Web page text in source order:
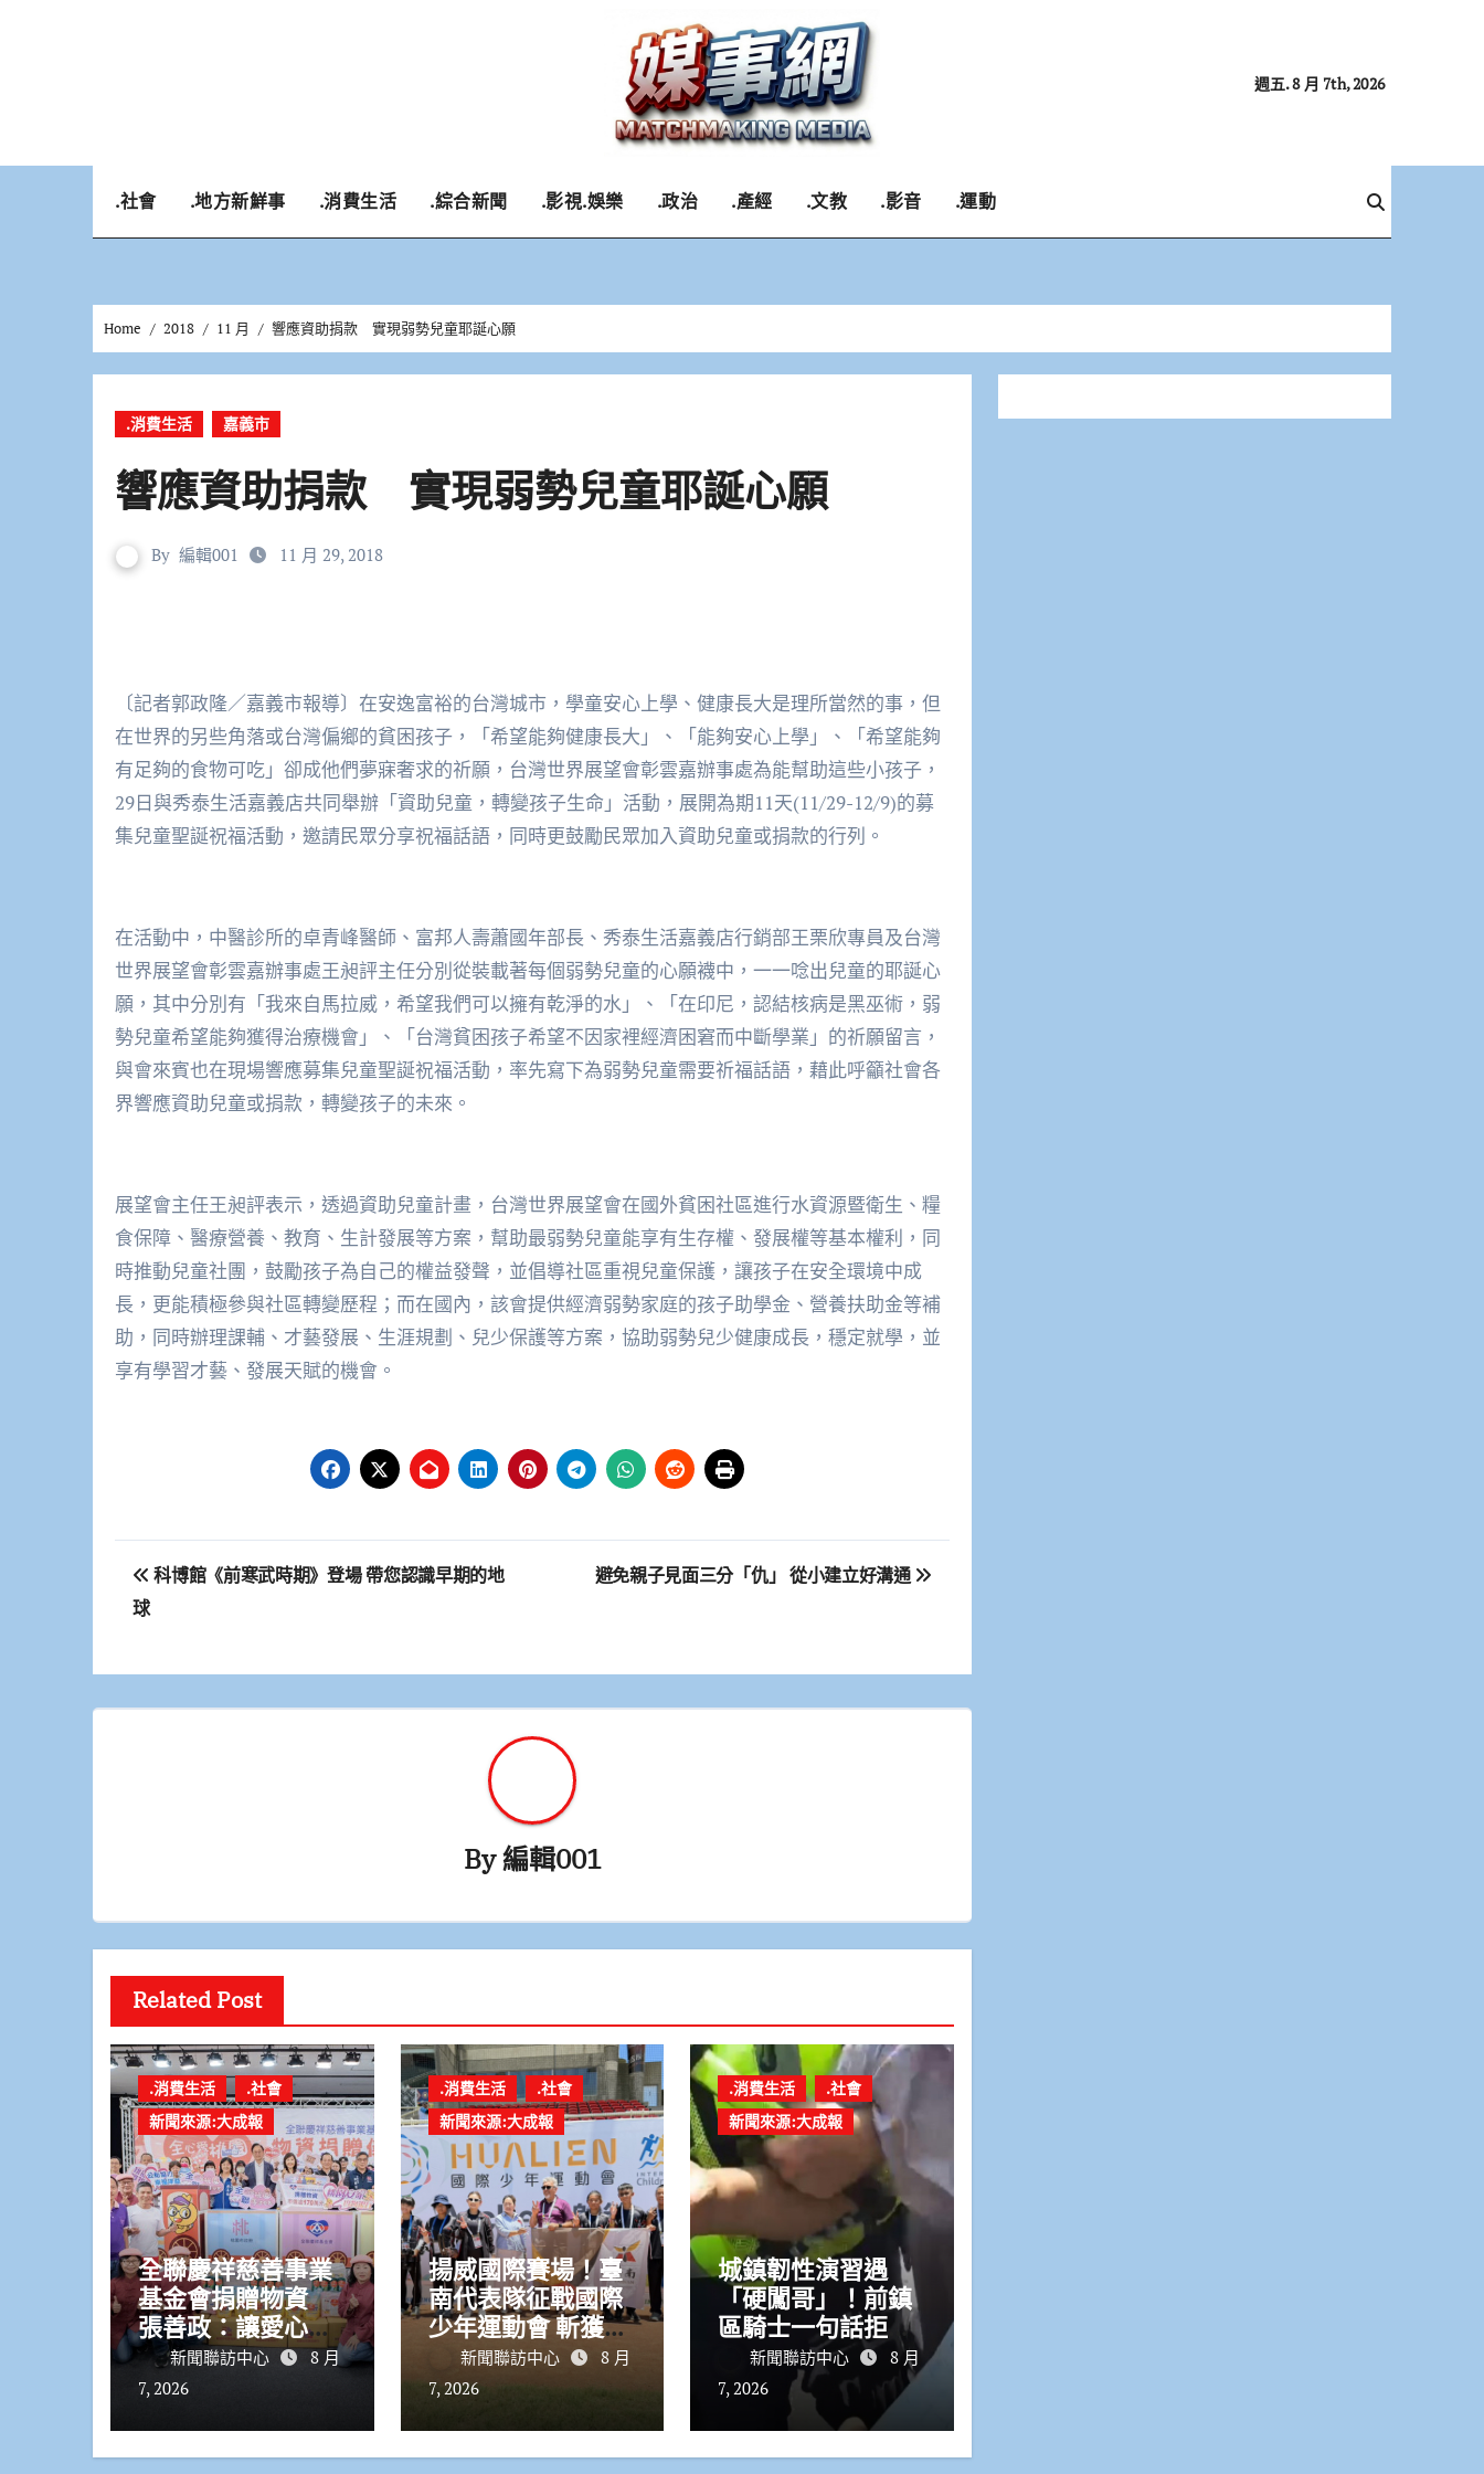
週五. 8 月 7th, 2026
.社會 .地方新鮮事 .消費生活 .綜合新聞 .影視.娛樂 .政治 .產經 .文教 .影音 .運動
Home 2018 11 月 響應資助捐款 實現弱勢兒童耶誕心願
.消費生活 嘉義市
響應資助捐款 實現弱勢兒童耶誕心願
By 編輯001 11 月 29, 2018
〔記者郭政隆／嘉義市報導〕在安逸富裕的台灣城市，學童安心上學、健康長大是理所當然的事，但
在世界的另些角落或台灣偏鄉的貧困孩子，「希望能夠健康長大」、「能夠安心上學」、「希望能夠
有足夠的食物可吃」卻成他們夢寐奢求的祈願，台灣世界展望會彰雲嘉辦事處為能幫助這些小孩子，
29日與秀泰生活嘉義店共同舉辦「資助兒童，轉變孩子生命」活動，展開為期11天(11/29-12/9)的募
集兒童聖誕祝福活動，邀請民眾分享祝福話語，同時更鼓勵民眾加入資助兒童或捐款的行列。
在活動中，中醫診所的卓青峰醫師、富邦人壽蕭國年部長、秀泰生活嘉義店行銷部王栗欣專員及台灣
世界展望會彰雲嘉辦事處王昶評主任分別從裝載著每個弱勢兒童的心願襪中，一一唸出兒童的耶誕心
願，其中分別有「我來自馬拉威，希望我們可以擁有乾淨的水」、「在印尼，認結核病是黑巫術，弱
勢兒童希望能夠獲得治療機會」、「台灣貧困孩子希望不因家裡經濟困窘而中斷學業」的祈願留言，
與會來賓也在現場響應募集兒童聖誕祝福活動，率先寫下為弱勢兒童需要祈福話語，藉此呼籲社會各
界響應資助兒童或捐款，轉變孩子的未來。
展望會主任王昶評表示，透過資助兒童計畫，台灣世界展望會在國外貧困社區進行水資源暨衛生、糧
食保障、醫療營養、教育、生計發展等方案，幫助最弱勢兒童能享有生存權、發展權等基本權利，同
時推動兒童社團，鼓勵孩子為自己的權益發聲，並倡導社區重視兒童保護，讓孩子在安全環境中成
長，更能積極參與社區轉變歷程；而在國內，該會提供經濟弱勢家庭的孩子助學金、營養扶助金等補
助，同時辦理課輔、才藝發展、生涯規劃、兒少保護等方案，協助弱勢兒少健康成長，穩定就學，並
享有學習才藝、發展天賦的機會。
文
章
覽
科博館《前寒武時期》登場 帶您認識早期的地
球
避免親子見面三分「仇」 從小建立好溝通
By編輯001
Related Post
.消費生活
.社會
新聞來源:大成報
全聯慶祥慈善事業
基金會捐贈物資
張善政：讓愛心觸
及更多需要的市民
新聞聯訪中心
8 月
7, 2026
.消費生活
.社會
新聞來源:大成報
揚威國際賽場！臺
南代表隊征戰國際
少年運動會 斬獲7
金2銀4銅
新聞聯訪中心
8 月
7, 2026
.消費生活
.社會
新聞來源:大成報
城鎮韌性演習遇
「硬闖哥」！前鎮
區騎士一句話拒停
車恐重罰
新聞聯訪中心
8 月
7, 2026